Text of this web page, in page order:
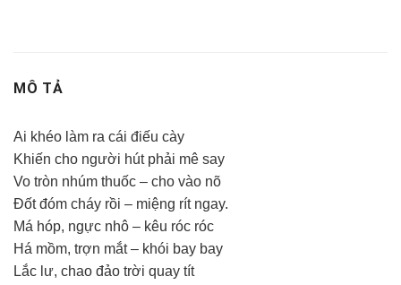
MÔ TẢ
Ai khéo làm ra cái điếu cày
Khiến cho người hút phải mê say
Vo tròn nhúm thuốc – cho vào nõ
Đốt đóm cháy rồi – miệng rít ngay.
Má hóp, ngực nhô – kêu róc róc
Há mồm, trợn mắt – khói bay bay
Lắc lư, chao đảo trời quay tít